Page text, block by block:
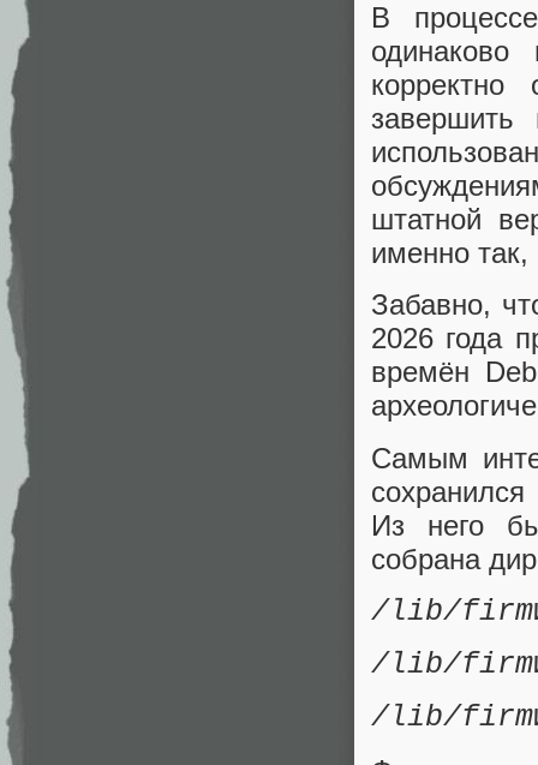
В
корректно
штатной
именно
Забавно,
2026 года
времён
Самым
Из него
собрана
/lib/
/lib/
/lib/